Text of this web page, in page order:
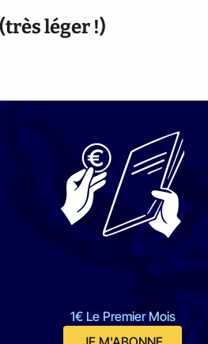
léger !)
1€ Le Premier Mois